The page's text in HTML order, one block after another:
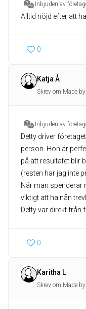
Inbjuden av
Alltid nöjd efter att
0
Katja Å
Skrev om Made
Inbjuden av
Detty driver
person. Hon är
på att resultatet blir
(resten har jag inte
När man
viktigt att ha nån
Detty var direkt från
0
Karitha L
Skrev om Made